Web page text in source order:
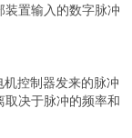
置输入的数字脉冲
控制器发来的脉冲
决于脉冲的频率和